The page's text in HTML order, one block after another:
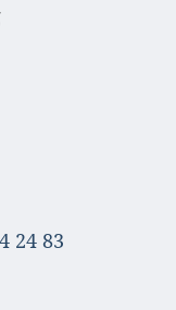
24 83